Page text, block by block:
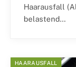
Haarausfall
belastend…
HAARAUSFALL